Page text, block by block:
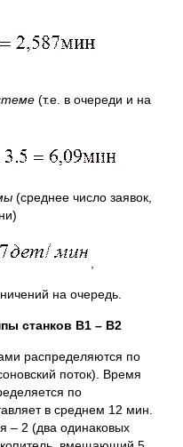
(т.е. в очереди и на
(среднее число заявок,
на очередь.
станков В1 – В2
распределяются по
поток). Время
по
в среднем 12 мин.
– 2 (два одинаковых